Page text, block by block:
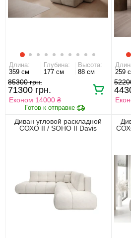
Длина:
359 см
Глубина:
177 см
Высота:
88 см
85300 грн.
71300 грн.
Економ 14000 ₴
259
Диван угловой раскладной
СОХО II / SOHO II Davis